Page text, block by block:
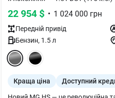
22 954 $ • 1 024 000 грн
Передній привід
Бензин, 1.5л
Краща ціна Доступний